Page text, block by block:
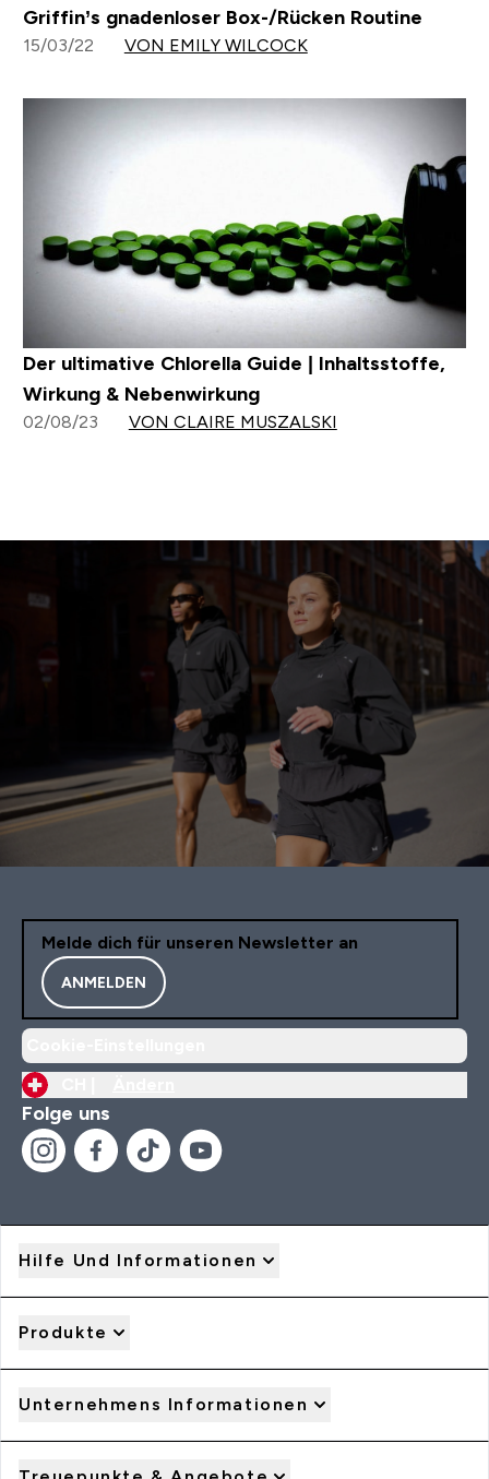
Griffin’s gnadenloser Box-/Rücken Routine
15/03/22 VON EMILY WILCOCK
Der ultimative Chlorella Guide | Inhaltsstoffe,
Wirkung & Nebenwirkung
02/08/23 VON CLAIRE MUSZALSKI
Melde dich für unseren Newsletter an
ANMELDEN
Folge uns
Hilfe Und Informationen
Produkte
Unternehmens Informationen